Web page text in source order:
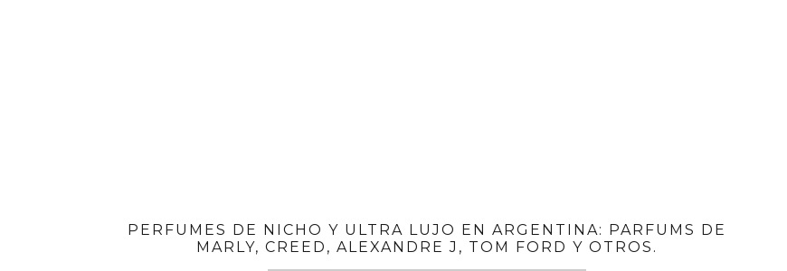
PERFUMES DE NICHO Y ULTRA LUJO EN ARGENTINA: PARFUMS DE
MARLY, CREED, ALEXANDRE J, TOM FORD Y OTROS.